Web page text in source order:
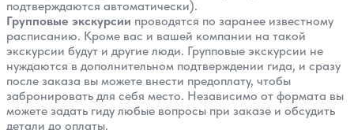
подтверждаются автоматически).
Групповые экскурсии проводятся по заранее известному
расписанию. Кроме вас и вашей компании на такой
экскурсии будут и другие люди. Групповые экскурсии не
нуждаются в дополнительном подтверждении гида, и сразу
после заказа вы можете внести предоплату, чтобы
забронировать для себя место. Независимо от формата вы
можете задать гиду любые вопросы при заказе и обсудить
детали до оплаты.